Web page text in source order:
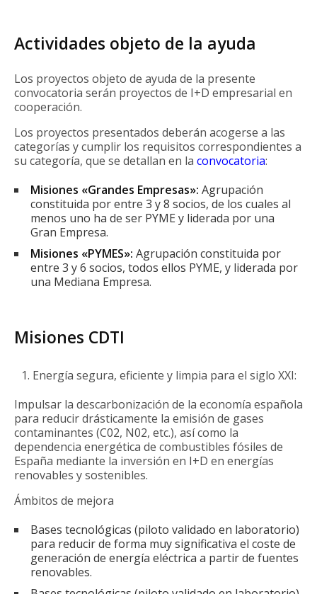
Actividades objeto de la ayuda
Los proyectos objeto de ayuda de la presente
convocatoria serán proyectos de I+D empresarial en
cooperación.
Los proyectos presentados deberán acogerse a las
categorías y cumplir los requisitos correspondientes a
su categoría, que se detallan en la convocatoria:
Misiones «Grandes Empresas»: Agrupación
constituida por entre 3 y 8 socios, de los cuales al
menos uno ha de ser PYME y liderada por una
Gran Empresa.
Misiones «PYMES»: Agrupación constituida por
entre 3 y 6 socios, todos ellos PYME, y liderada por
una Mediana Empresa.
Misiones CDTI
Energía segura, eficiente y limpia para el siglo XXI:
Impulsar la descarbonización de la economía española
para reducir drásticamente la emisión de gases
contaminantes (C02, N02, etc.), así como la
dependencia energética de combustibles fósiles de
España mediante la inversión en I+D en energías
renovables y sostenibles.
Ámbitos de mejora
Bases tecnológicas (piloto validado en laboratorio)
para reducir de forma muy significativa el coste de
generación de energía eléctrica a partir de fuentes
renovables.